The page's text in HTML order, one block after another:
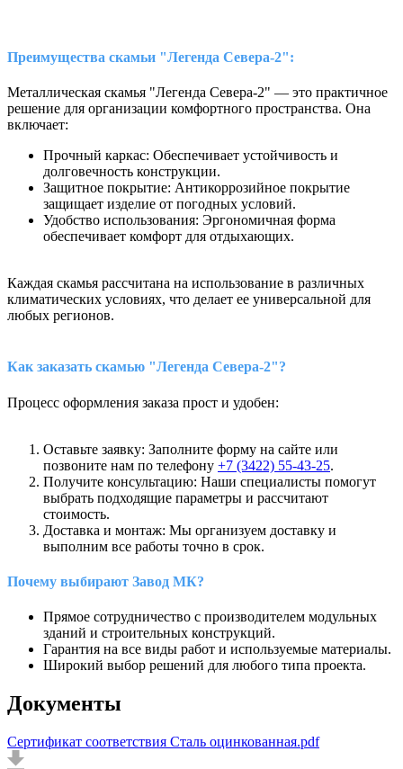
Преимущества скамьи "Легенда Севера-2":
Металлическая скамья "Легенда Севера-2" — это практичное
решение для организации комфортного пространства. Она
включает:
Прочный каркас: Обеспечивает устойчивость и
долговечность конструкции.
Защитное покрытие: Антикоррозийное покрытие
защищает изделие от погодных условий.
Удобство использования: Эргономичная форма
обеспечивает комфорт для отдыхающих.
Каждая скамья рассчитана на использование в различных
климатических условиях, что делает ее универсальной для
любых регионов.
Как заказать скамью "Легенда Севера-2"?
Процесс оформления заказа прост и удобен:
Оставьте заявку: Заполните форму на сайте или
позвоните нам по телефону +7 (3422) 55-43-25.
Получите консультацию: Наши специалисты помогут
выбрать подходящие параметры и рассчитают
стоимость.
Доставка и монтаж: Мы организуем доставку и
выполним все работы точно в срок.
Почему выбирают Завод МК?
Прямое сотрудничество с производителем модульных
зданий и строительных конструкций.
Гарантия на все виды работ и используемые материалы.
Широкий выбор решений для любого типа проекта.
Документы
Сертификат соответствия Сталь оцинкованная.pdf